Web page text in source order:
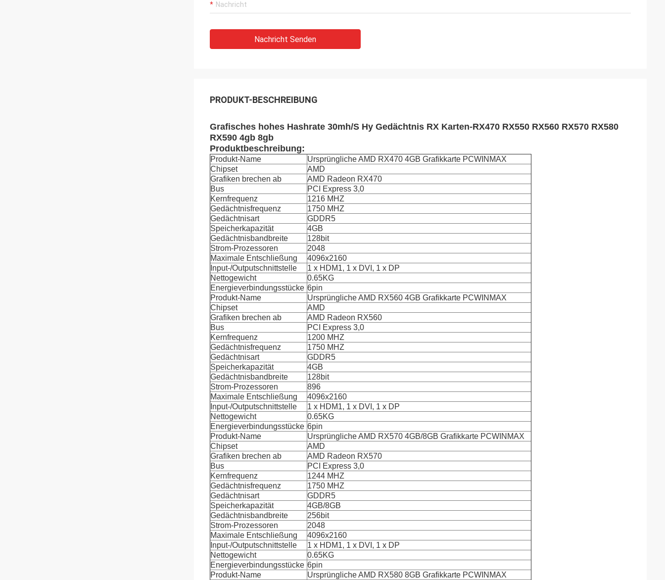
Nachricht Senden
PRODUKT-BESCHREIBUNG
Grafisches hohes Hashrate 30mh/S Hy Gedächtnis RX Karten-RX470 RX550 RX560 RX570 RX580
RX590 4gb 8gb
Produktbeschreibung:
Produkt-Name
Ursprüngliche AMD RX470 4GB Grafikkarte PCWINMAX
Chipset
AMD
Grafiken brechen ab
AMD Radeon RX470
Bus
PCI Express 3,0
Kernfrequenz
1216 MHZ
Gedächtnisfrequenz
1750 MHZ
Gedächtnisart
GDDR5
Speicherkapazität
4GB
Gedächtnisbandbreite
128bit
Strom-Prozessoren
2048
Maximale Entschließung
4096x2160
Input-/Outputschnittstelle
1 x HDM1, 1 x DVI, 1 x DP
Nettogewicht
0.65KG
Energieverbindungsstücke 6pin
Produkt-Name
Ursprüngliche AMD RX560 4GB Grafikkarte PCWINMAX
Chipset
AMD
Grafiken brechen ab
AMD Radeon RX560
Bus
PCI Express 3,0
Kernfrequenz
1200 MHZ
Gedächtnisfrequenz
1750 MHZ
Gedächtnisart
GDDR5
Speicherkapazität
4GB
Gedächtnisbandbreite
128bit
Strom-Prozessoren
896
Maximale Entschließung
4096x2160
Input-/Outputschnittstelle
1 x HDM1, 1 x DVI, 1 x DP
Nettogewicht
0.65KG
Energieverbindungsstücke 6pin
Produkt-Name
Ursprüngliche AMD RX570 4GB/8GB Grafikkarte PCWINMAX
Chipset
AMD
Grafiken brechen ab
AMD Radeon RX570
Bus
PCI Express 3,0
Kernfrequenz
1244 MHZ
Gedächtnisfrequenz
1750 MHZ
Gedächtnisart
GDDR5
Speicherkapazität
4GB/8GB
Gedächtnisbandbreite
256bit
Strom-Prozessoren
2048
Maximale Entschließung
4096x2160
Input-/Outputschnittstelle
1 x HDM1, 1 x DVI, 1 x DP
Nettogewicht
0.65KG
Energieverbindungsstücke 6pin
Produkt-Name
Ursprüngliche AMD RX580 8GB Grafikkarte PCWINMAX